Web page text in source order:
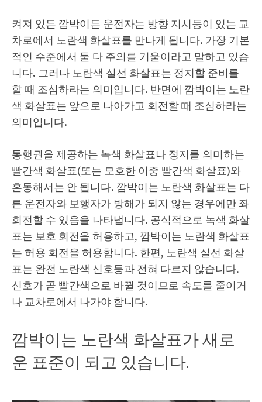
켜져 있든 깜박이든 운전자는 방향 지시등이 있는 교
차로에서 노란색 화살표를 만나게 됩니다. 가장 기본
적인 수준에서 둘 다 주의를 기울이라고 말하고 있습
니다. 그러나 노란색 실선 화살표는 정지할 준비를
할 때 조심하라는 의미입니다. 반면에 깜박이는 노란
색 화살표는 앞으로 나아가고 회전할 때 조심하라는
의미입니다.
통행권을 제공하는 녹색 화살표나 정지를 의미하는
빨간색 화살표(또는 모호한 이중 빨간색 화살표)와
혼동해서는 안 됩니다. 깜박이는 노란색 화살표는 다
른 운전자와 보행자가 방해가 되지 않는 경우에만 좌
회전할 수 있음을 나타냅니다. 공식적으로 녹색 화살
표는 보호 회전을 허용하고, 깜박이는 노란색 화살표
는 허용 회전을 허용합니다. 한편, 노란색 실선 화살
표는 완전 노란색 신호등과 전혀 다르지 않습니다.
신호가 곧 빨간색으로 바뀔 것이므로 속도를 줄이거
나 교차로에서 나가야 합니다.
깜박이는 노란색 화살표가 새로
운 표준이 되고 있습니다.